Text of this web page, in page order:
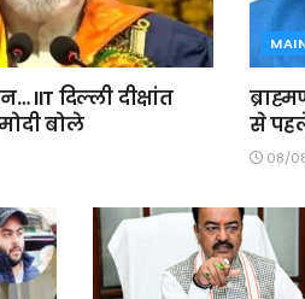
IIT दिल्ली दीक्षांत
बोले
से
08/